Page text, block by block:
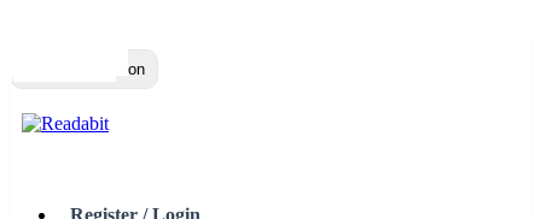
Toggle navigation
Register / Login